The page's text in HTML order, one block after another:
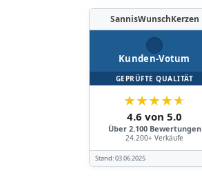
SannisWunschKerzen
Kunden-Votum
GEPRÜFTE QUALITÄT
★★★★★
4.6 von 5.0
Über 2.100 Bewertungen
24.200+ Verkäufe
Stand:03.06.2025